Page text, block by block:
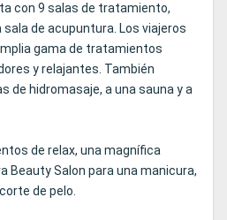
con 9 salas de tratamiento,
sala de acupuntura. Los viajeros
gama de tratamientos
y relajantes. También
de hidromasaje, a una sauna y a
de relax, una magnífica
Beauty Salon para una manicura,
de pelo.